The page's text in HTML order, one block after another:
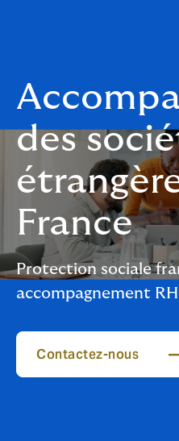
des
France
Protection sociale
accompagnement
Contactez-nous